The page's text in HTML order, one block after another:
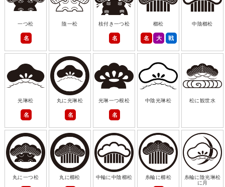
一つ松
名
陰一松 枝付き一つ松
名
櫛松
名 大 戦
中陰櫛松
光琳松
名
丸に光琳松
名
光琳一つ根松
名
中陰光琳松 松に観世水
丸に一つ松 丸に櫛松 中輪に中陰櫛松 糸輪に櫛松
糸輪に陰光琳松
に月